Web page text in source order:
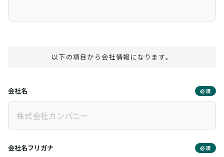
以下の項目から会社情報になります。
会社名 必須
会社名フリガナ 必須